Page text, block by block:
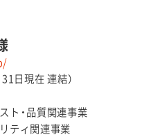
日現在 連結）
ト・品質関連事業
ティ関連事業